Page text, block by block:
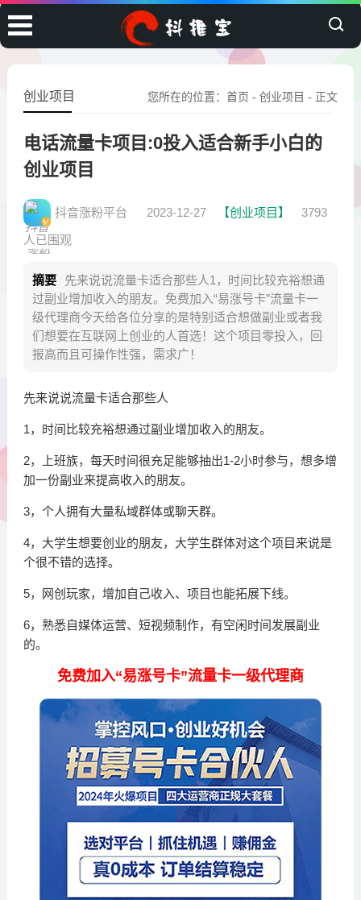
您所在的位置：首页 -创业项目 - 正文
创业项目
电话流量卡项目:0投入适合新手小白的
创业项目
抖音涨粉平台 2023-12-27 【创业项目】
3793
人已围观
摘要
先来说说流量卡适合那些人1，时间比较充裕想通
过副业增加收入的朋友。免费加入“易涨号卡”流量卡一
级代理商今天给各位分享的是特别适合想做副业或者我
们想要在互联网上创业的人首选！这个项目零投入，回
报高而且可操作性强，需求广！
先来说说流量卡适合那些人
1，时间比较充裕想通过副业增加收入的朋友。
2，上班族，每天时间很充足能够抽出1-2小时参与，想多增
加一份副业来提高收入的朋友。
3，个人拥有大量私域群体或聊天群。
4，大学生想要创业的朋友，大学生群体对这个项目来说是
个很不错的选择。
5，网创玩家，增加自己收入、项目也能拓展下线。
6，熟悉自媒体运营、短视频制作，有空闲时间发展副业
的。
免费加入“易涨号卡”流量卡一级代理商